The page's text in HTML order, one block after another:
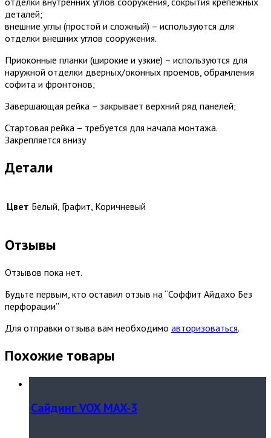
деталей;
внешние углы (простой и сложный) – используются для
отделки внешних углов сооружения.
Приоконные планки (широкие и узкие) – используются для
наружной отделки дверных/оконных проемов, обрамления
софита и фронтонов;
Завершающая рейка – закрывает верхний ряд панелей;
Стартовая рейка – требуется для начала монтажа.
Закрепляется внизу
Детали
Цвет Белый, Графит, Коричневый
Отзывы
Отзывов пока нет.
Будьте первым, кто оставил отзыв на “Соффит Айдахо Без
перфорации”
Для отправки отзыва вам необходимо авторизоваться.
Похожие товары
Сайдинг VOX MAX-3